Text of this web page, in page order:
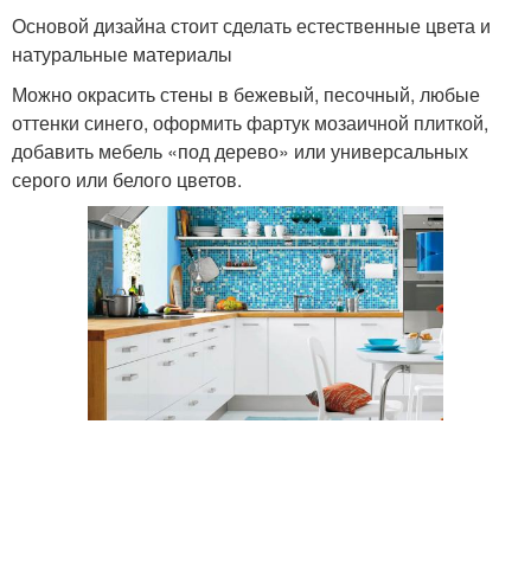
Основой дизайна стоит сделать естественные цвета и
натуральные материалы
Можно окрасить стены в бежевый, песочный, любые
оттенки синего, оформить фартук мозаичной плиткой,
добавить мебель «под дерево» или универсальных
серого или белого цветов.